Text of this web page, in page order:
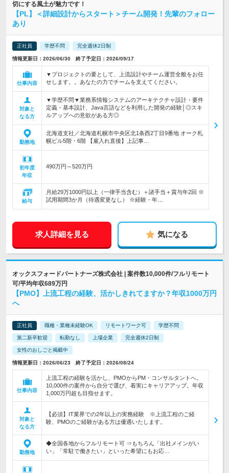
切にする風土が魅力です！
【PL】＜詳細設計からスタート＞チーム開発！先輩のフォロー
あり
正社員 学歴不問 完全週休2日制
情報更新日：2026/06/30 終了予定日：2026/09/17
仕事内容
▼プロジェクトの要として、上流設計やチーム運営全般をお任
せします。。あなたの力でチームを支えてください。
対象と
なる方
▼学歴不問▼業務系情報システムのアーキテクチャ設計・要件
定義・基本設計、Java言語などを利用した開発の経験│◎スキ
ルアップへの意欲がある方◎
勤務地
北海道支社／北海道札幌市中央区北1条西2丁目9番地 オーク札
幌ビル5階・6階 【雇入れ直後】上記事…
初年度
年収
490万円～520万円
給与
月給29万1000円以上（一律手当含む）＋諸手当＋賞与年2回 ※
試用期間3か月（待遇変更なし） ※経験・年…
求人詳細を見る 気になる
オックスフォードパートナーズ株式会社 | 案件数10,000件/フルリモート
可/平均年収689万円
【PMO】上流工程の経験、活かしきれてますか？年収1000万円
へ
正社員 職種・業種未経験OK リモートワーク可 学歴不問
第二新卒歓迎 転勤なし 上場企業 完全週休2日制
女性のおしごと掲載中
情報更新日：2026/06/23 終了予定日：2026/08/24
仕事内容
上流工程の経験を活かし、PMOからPM・コンサルタントへ。
10,000件の案件から自分で選び、着実にキャリアアップ。年収
1,000万円超も目指せます。
対象と
なる方
【必須】IT業界での2年以上の実務経験 ※上流工程のご経
験、PMOのご経験がある方は優遇いたします。
勤務地
◆全国各地からフルリモート可 ⇒もちろん「出社メインがい
い」「常駐で働きたい」といった希望にもお応…